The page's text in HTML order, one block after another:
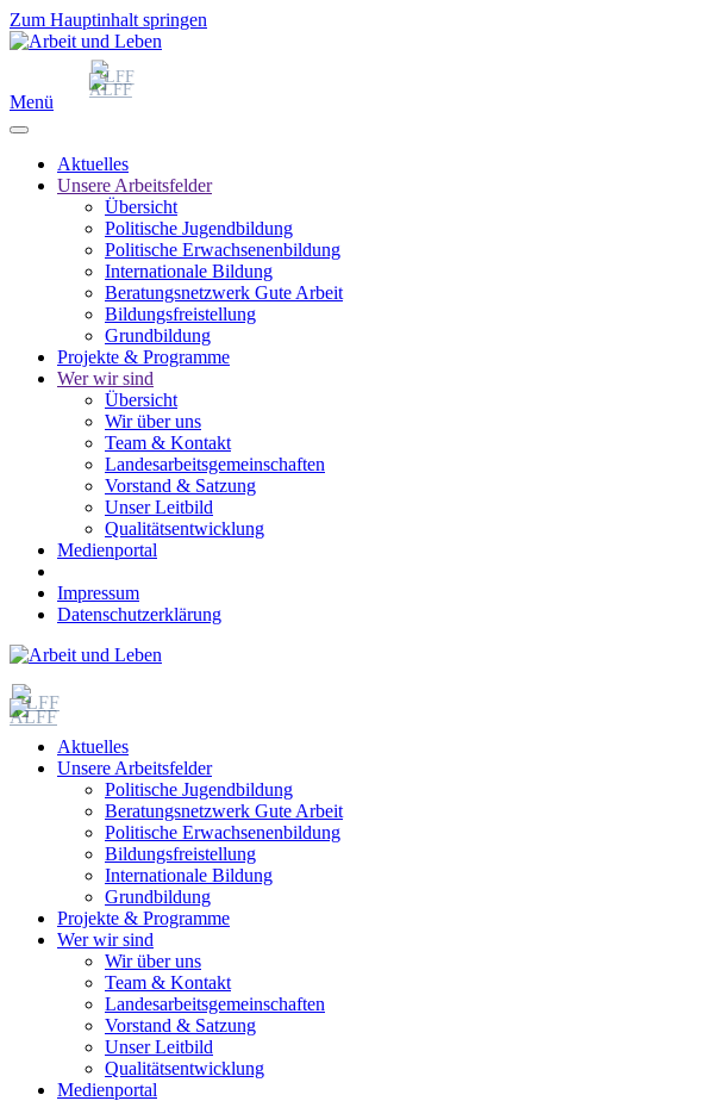
Zum Hauptinhalt springen
Menü
Aktuelles
Unsere Arbeitsfelder
Übersicht
Politische Jugendbildung
Politische Erwachsenenbildung
Internationale Bildung
Beratungsnetzwerk Gute Arbeit
Bildungsfreistellung
Grundbildung
Projekte & Programme
Wer wir sind
Übersicht
Wir über uns
Team & Kontakt
Landesarbeitsgemeinschaften
Vorstand & Satzung
Unser Leitbild
Qualitätsentwicklung
Medienportal
Impressum
Datenschutzerklärung
Aktuelles
Unsere Arbeitsfelder
Politische Jugendbildung
Beratungsnetzwerk Gute Arbeit
Politische Erwachsenenbildung
Bildungsfreistellung
Internationale Bildung
Grundbildung
Projekte & Programme
Wer wir sind
Wir über uns
Team & Kontakt
Landesarbeitsgemeinschaften
Vorstand & Satzung
Unser Leitbild
Qualitätsentwicklung
Medienportal